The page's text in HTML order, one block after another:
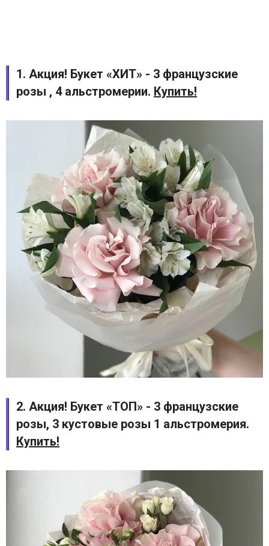
1. Акция! Букет «ХИТ» - 3 французские
розы , 4 альстромерии. Купить!
2. Акция! Букет «ТОП» - 3 французские
розы, 3 кустовые розы 1 альстромерия.
Купить!